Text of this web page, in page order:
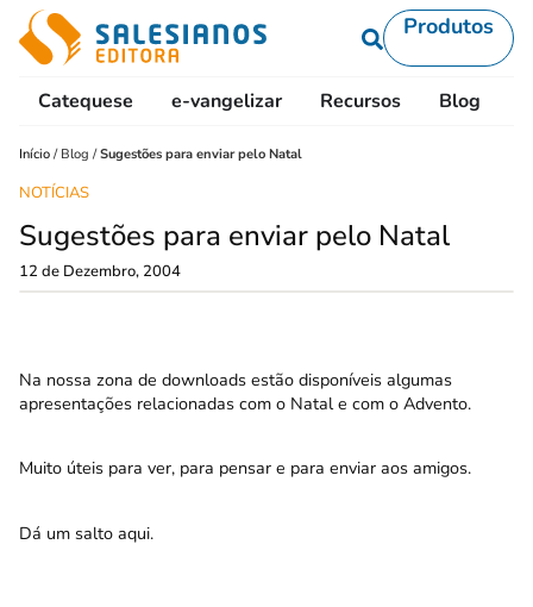
Produtos
Catequese e-vangelizar Recursos Blog
Início / Blog /Sugestões para enviar pelo Natal
NOTÍCIAS
Sugestões para enviar pelo Natal
12 de Dezembro, 2004
Na nossa zona de downloads estão disponíveis algumas
apresentações relacionadas com o Natal e com o Advento.
Muito úteis para ver, para pensar e para enviar aos amigos.
Dá um salto aqui.